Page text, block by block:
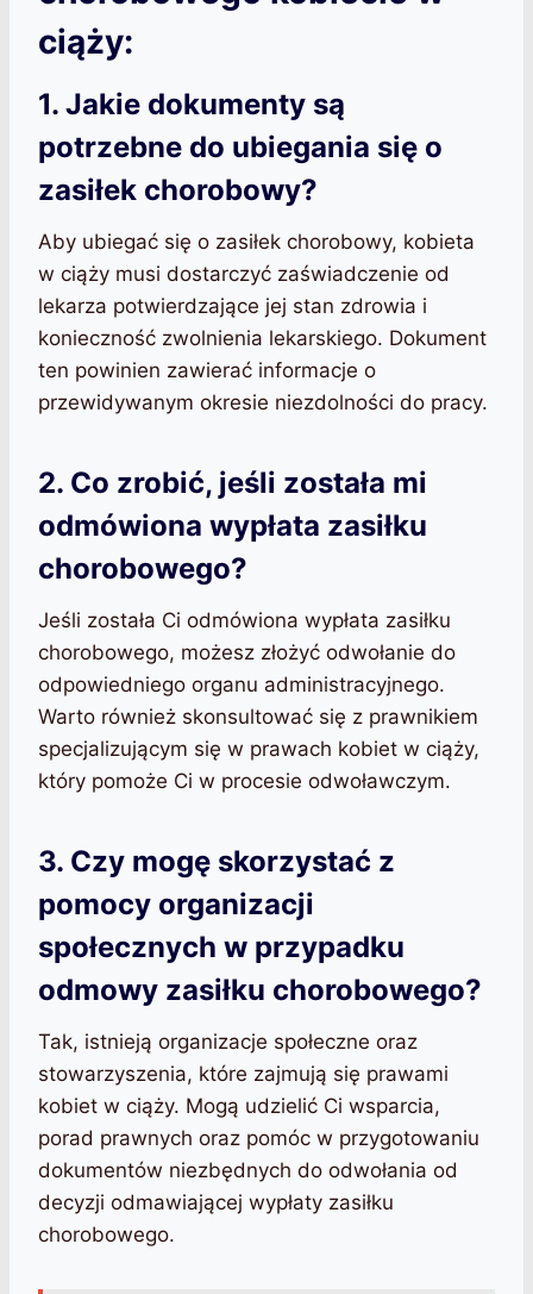
ciąży:
1. Jakie dokumenty są
potrzebne do ubiegania się o
zasiłek chorobowy?
Aby ubiegać się o zasiłek chorobowy, kobieta
w ciąży musi dostarczyć zaświadczenie od
lekarza potwierdzające jej stan zdrowia i
konieczność zwolnienia lekarskiego. Dokument
ten powinien zawierać informacje o
przewidywanym okresie niezdolności do pracy.
2. Co zrobić, jeśli została mi
odmówiona wypłata zasiłku
chorobowego?
Jeśli została Ci odmówiona wypłata zasiłku
chorobowego, możesz złożyć odwołanie do
odpowiedniego organu administracyjnego.
Warto również skonsultować się z prawnikiem
specjalizującym się w prawach kobiet w ciąży,
który pomoże Ci w procesie odwoławczym.
3. Czy mogę skorzystać z
pomocy organizacji
społecznych w przypadku
odmowy zasiłku chorobowego?
Tak, istnieją organizacje społeczne oraz
stowarzyszenia, które zajmują się prawami
kobiet w ciąży. Mogą udzielić Ci wsparcia,
porad prawnych oraz pomóc w przygotowaniu
dokumentów niezbędnych do odwołania od
decyzji odmawiającej wypłaty zasiłku
chorobowego.